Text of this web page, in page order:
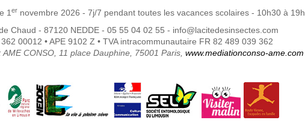
1er novembre 2026 - 7j/7 pendant toutes les vacances scolaires - 10h30 à 19h
Chaud - 87120 NEDDE - 05 55 04 02 55 - info@lacitedesinsectes.com
00012 • APE 9102 Z • TVA intracommunautaire FR 82 489 039 362
CONSO, 11 place Dauphine, 75001 Paris, www.mediationconso-ame.com